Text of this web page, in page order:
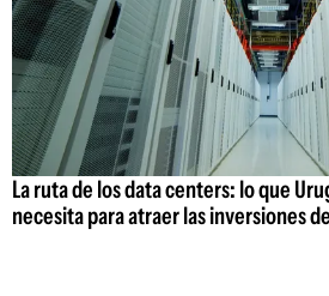
La ruta de los data centers: lo que
necesita para atraer las inversiones